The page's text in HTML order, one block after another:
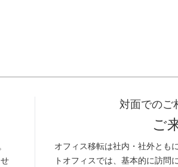
対面でのご
ご
オフィス移転は社内・社外とも
トオフィスでは、基本的に訪問